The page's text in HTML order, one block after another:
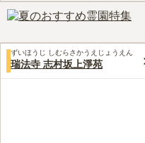
花を購入していく必要
口コミ評価
30代女性
池袋駅で、お花やろう
ろ持参しなくても済みます。身軽
ずいほうじ しむらさかうえじょうえん
瑞法寺 志村坂上淨苑